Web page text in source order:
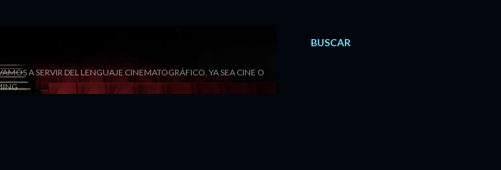
BUSCAR
A SERVIR DEL LENGUAJE CINEMATOGRÁFICO, YA SEA CINE O